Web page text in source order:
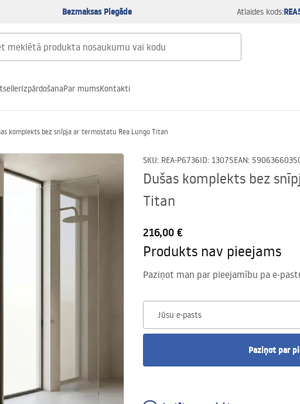
Bezmaksas Piegāde Atlaides kods:
IzpārdošanaPar mumsKontakti
komplekts bez snīpja ar termostatu Rea Lungo Titan
SKU: REA-P6736ID: 13075EAN:
Dušas komplekts bez
Titan
216,00 €
Produkts nav pieejams
Paziņot man par pieejamību pa e-
Jūsu e-pasts
Paziņot par